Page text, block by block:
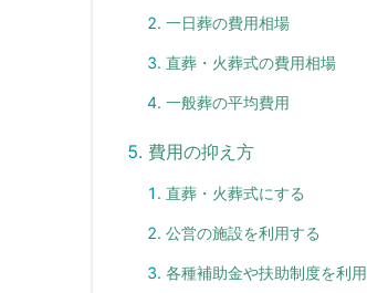
一日葬の費用相場
直葬・火葬式の費用相場
一般葬の平均費用
費用の抑え方
直葬・火葬式にする
公営の施設を利用する
各種補助金や扶助制度を利